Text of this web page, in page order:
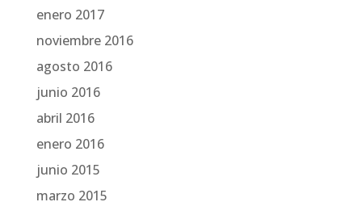
enero 2017
noviembre 2016
agosto 2016
junio 2016
abril 2016
enero 2016
junio 2015
marzo 2015